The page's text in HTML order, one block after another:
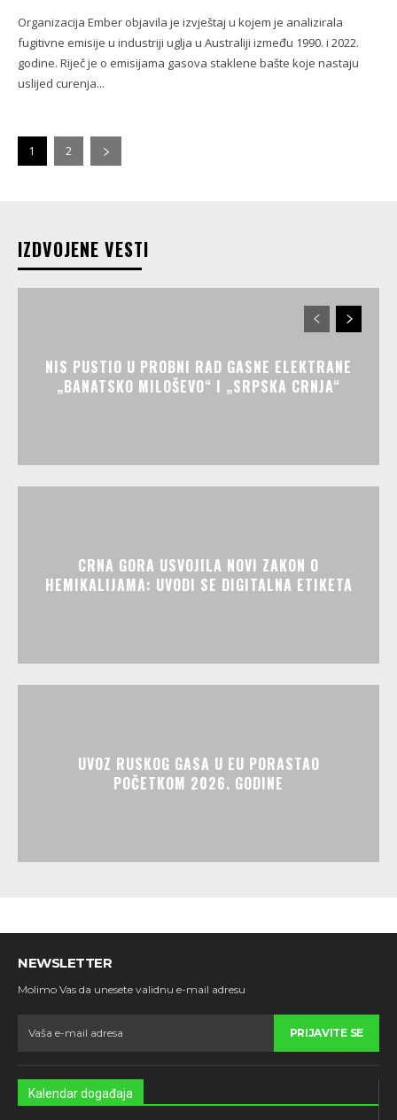
Organizacija Ember objavila je izvještaj u kojem je analizirala
fugitivne emisije u industriji uglja u Australiji između 1990. i 2022.
godine. Riječ je o emisijama gasova staklene bašte koje nastaju
uslijed curenja...
1 2
IZDVOJENE VESTI
NIS PUSTIO U PROBNI RAD GASNE ELEKTRANE
„BANATSKO MILOŠEVO“ I „SRPSKA CRNJA“
CRNA GORA USVOJILA NOVI ZAKON O
HEMIKALIJAMA: UVODI SE DIGITALNA ETIKETA
UVOZ RUSKOG GASA U EU PORASTAO
POČETKOM 2026. GODINE
NEWSLETTER
Molimo Vas da unesete validnu e-mail adresu
PRIJAVITE SE
Kalendar događaja